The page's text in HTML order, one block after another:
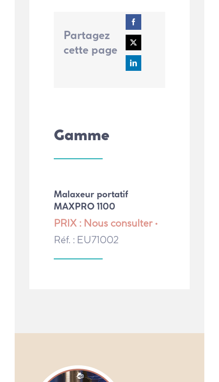
Partagez
cette page
Gamme
Malaxeur portatif
MAXPRO 1100
PRIX : Nous consulter •
Réf. : EU71002